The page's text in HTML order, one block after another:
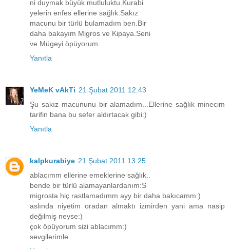
ni duymak büyük mutluluktu.Kurabi
yelerin enfes ellerine sağlık.Sakız
macunu bir türlü bulamadım ben.Bir
daha bakayım Migros ve Kipaya.Seni
ve Mügeyi öpüyorum.
Yanıtla
YeMeK vAkTi 21 Şubat 2011 12:43
Şu sakız macununu bir alamadım...Ellerine sağlık minecim
tarifin bana bu sefer aldırtacak gibi:)
Yanıtla
kalpkurabiye 21 Şubat 2011 13:25
ablacımm ellerine emeklerine sağlık..
bende bir türlü alamayanlardanım:S
migrosta hiç rastlamadımm ayy bir daha bakıcamm:)
aslında niyetim oradan almaktı izmirden yani ama nasip
değilmiş neyse:)
çok öpüyorum sizi ablacımm:)
sevgilerimle..